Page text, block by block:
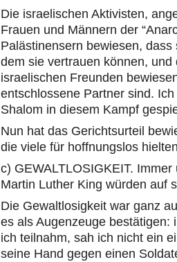
Die israelischen Aktivisten,
Frauen und Männern der
Palästinensern bewiesen,
dem sie vertrauen können, und
israelischen Freunden
entschlossene Partner sind.
Shalom in diesem Kampf
Nun hat das Gerichtsurteil
die viele für hoffnungslos
c) GEWALTLOSIGKEIT.
Martin Luther King würden auf
Die Gewaltlosigkeit war ganz
es als Augenzeuge bestätigen:
ich teilnahm, sah ich nicht ein
seine Hand gegen einen